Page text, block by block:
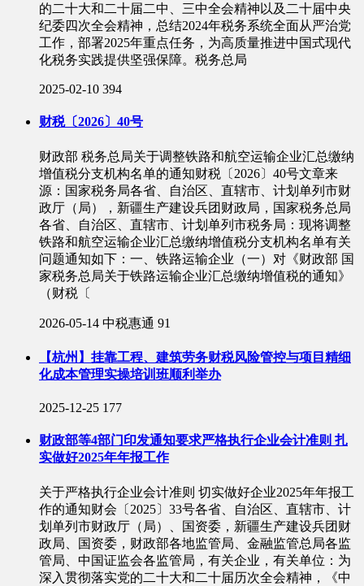
的二十大和二十届二中、三中全会精神以及二十届中央
纪委四次全会精神，总结2024年税务系统全面从严治党
工作，部署2025年重点任务，为高质量推进中国式现代
化税务实践提供坚强保障。税务总局
2025-02-10 394
财税〔2026〕40号
财政部 税务总局关于调整铁路和航空运输企业汇总缴纳
增值税分支机构名单的通知财税〔2026〕40号文章来
源：国家税务局各省、自治区、直辖市、计划单列市财
政厅（局），新疆生产建设兵团财政局，国家税务总局
各省、自治区、直辖市、计划单列市税务局：现将调整
铁路和航空运输企业汇总缴纳增值税分支机构名单有关
问题通知如下：一、铁路运输企业（一）对《财政部 国
家税务总局关于铁路运输企业汇总缴纳增值税的通知》
（财税〔
2026-05-14 中税惠通 91
【杭州】挂靠工程、建筑劳务财税风险管控与项目精细
化成本管理实操培训班顺利举办
2025-12-25 177
财政部等4部门印发通知要求严格执行企业会计准则 扎
实做好2025年年报工作
关于严格执行企业会计准则 切实做好企业2025年年报工
作的通知财会〔2025〕33号各省、自治区、直辖市、计
划单列市财政厅（局）、国资委，新疆生产建设兵团财
政局、国资委，财政部各地监管局、金融监管总局各监
管局、中国证监会各监管局，有关企业，有关单位：为
深入贯彻落实党的二十大和二十届历次全会精神，《中